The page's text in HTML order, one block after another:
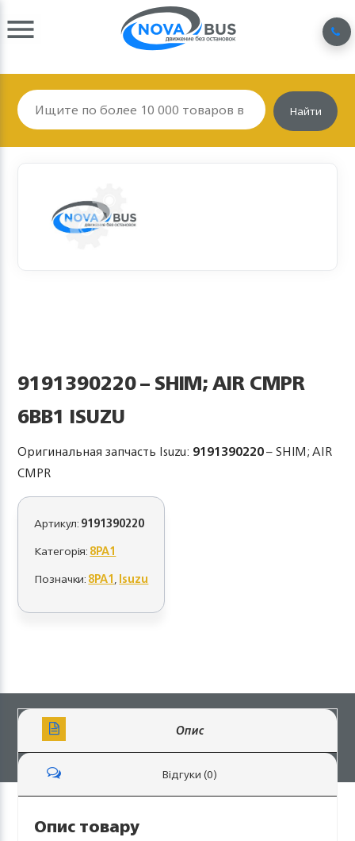
Найти
9191390220 – SHIM; AIR CMPR
6BB1 ISUZU
Оригинальная запчасть Isuzu: 9191390220– SHIM; AIR
CMPR
Артикул:9191390220
Категорія:8PA1
Позначки:8PA1,Isuzu
Опис
Відгуки (0)
Опис товару